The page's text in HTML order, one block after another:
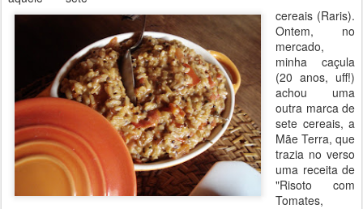
cereais (Raris).
Ontem, no
mercado,
minha caçula
(20 anos, uff!)
achou uma
outra marca de
sete cereais, a
Mãe Terra, que
trazia no verso
uma receita de
"Risoto com
Tomates,